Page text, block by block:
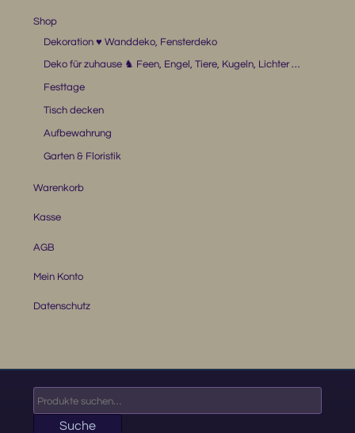
Shop
Dekoration ♥ Wanddeko, Fensterdeko
Deko für zuhause ♞ Feen, Engel, Tiere, Kugeln, Lichter …
Festtage
Tisch decken
Aufbewahrung
Garten & Floristik
Warenkorb
Kasse
AGB
Mein Konto
Datenschutz
nach:
Suche